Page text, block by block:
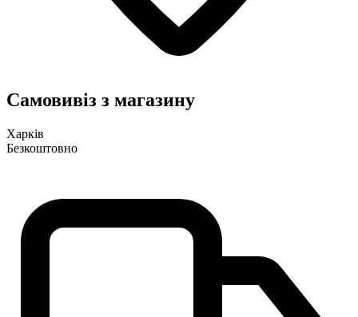
Самовивіз з магазину
Харків
Безкоштовно